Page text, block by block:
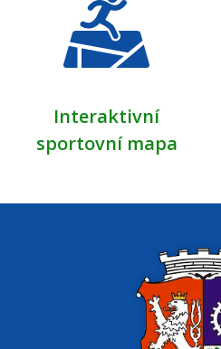
Interaktivní
sportovní mapa